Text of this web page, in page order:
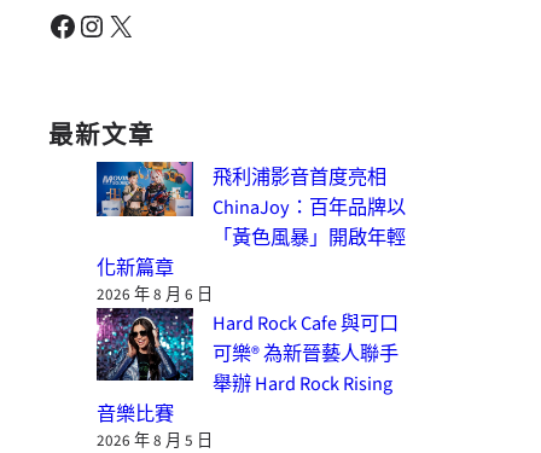
Facebook Instagram X
最新文章
飛利浦影音首度亮相
ChinaJoy：百年品牌以
「黃色風暴」開啟年輕
化新篇章
2026 年 8 月 6 日
Hard Rock Cafe 與可口
可樂® 為新晉藝人聯手
舉辦 Hard Rock Rising
音樂比賽
2026 年 8 月 5 日